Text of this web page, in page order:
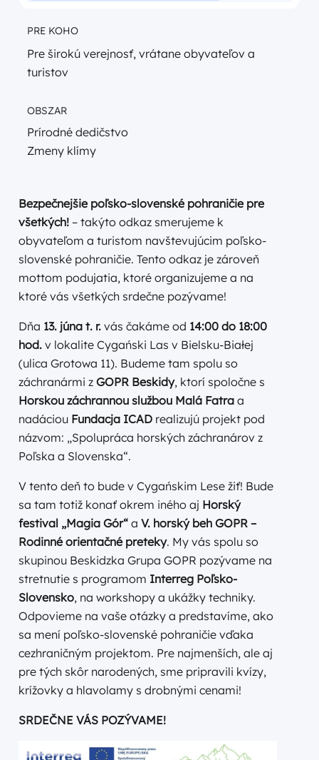
PRE KOHO
Pre širokú verejnosť, vrátane obyvateľov a
turistov
OBSZAR
Prírodné dedičstvo
Zmeny klímy
Bezpečnejšie poľsko-slovenské pohraničie pre
všetkých! – takýto odkaz smerujeme k
obyvateľom a turistom navštevujúcim poľsko-
slovenské pohraničie. Tento odkaz je zároveň
mottom podujatia, ktoré organizujeme a na
ktoré vás všetkých srdečne pozývame!
Dňa 13. júna t. r. vás čakáme od 14:00 do 18:00
hod. v lokalite Cygański Las v Bielsku-Białej
(ulica Grotowa 11). Budeme tam spolu so
záchranármi z GOPR Beskidy, ktorí spoločne s
Horskou záchrannou službou Malá Fatra a
nadáciou Fundacja ICAD realizujú projekt pod
názvom: „Spolupráca horských záchranárov z
Poľska a Slovenska“.
V tento deň to bude v Cygańskim Lese žiť! Bude
sa tam totiž konať okrem iného aj Horský
festival „Magia Gór“ a V. horský beh GOPR –
Rodinné orientačné preteky. My vás spolu so
skupinou Beskidzka Grupa GOPR pozývame na
stretnutie s programom Interreg Poľsko-
Slovensko, na workshopy a ukážky techniky.
Odpovieme na vaše otázky a predstavíme, ako
sa mení poľsko-slovenské pohraničie vďaka
cezhraničným projektom. Pre najmenších, ale aj
pre tých skôr narodených, sme pripravili kvízy,
krížovky a hlavolamy s drobnými cenami!
SRDEČNE VÁS POZÝVAME!